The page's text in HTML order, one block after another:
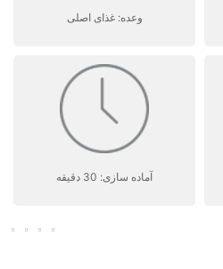
وعده: غذای اصلی
آماده سازی: 30 دقیقه